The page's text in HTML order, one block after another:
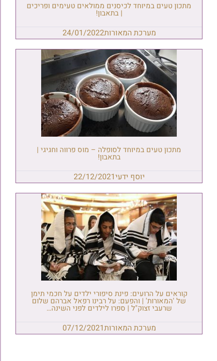
מתכון טעים במיוחד לכיסנים ממולאים טעימים ופריכים
| בתאבון!
מערכת המאורות24/01/2022
מתכון טעים במיוחד לסופלה – מוס פרווה וחגיגי |
בתאבון!
יוסף ידעי22/12/2021
קוראים על הרועים: פינת סיפורי ילדים על חכמי תימן
של 'המאורות' | והפעם: על רבינו רפאל אברהם שלום
שרעבי זצוק"ל | ספרו לילדים לפני השינה…
מערכת המאורות07/12/2021